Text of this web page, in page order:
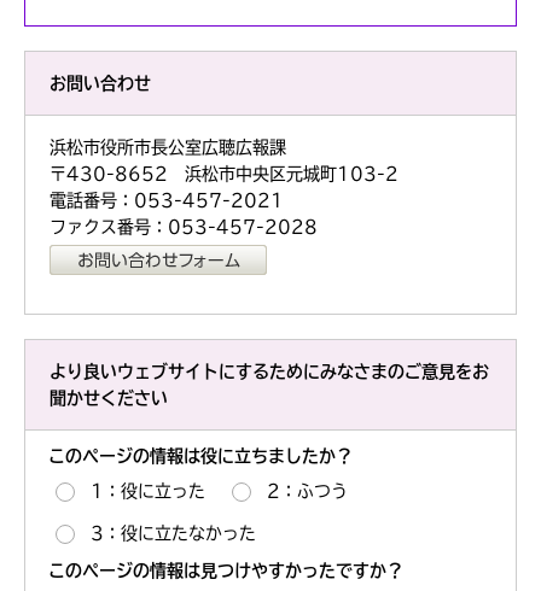
お問い合わせ
浜松市役所市長公室広聴広報課
〒430-8652 浜松市中央区元城町103-2
電話番号：053-457-2021
ファクス番号：053-457-2028
より良いウェブサイトにするためにみなさまのご意見をお
聞かせください
このページの情報は役に立ちましたか？
1：役に立った 2：ふつう
3：役に立たなかった
このページの情報は見つけやすかったですか？